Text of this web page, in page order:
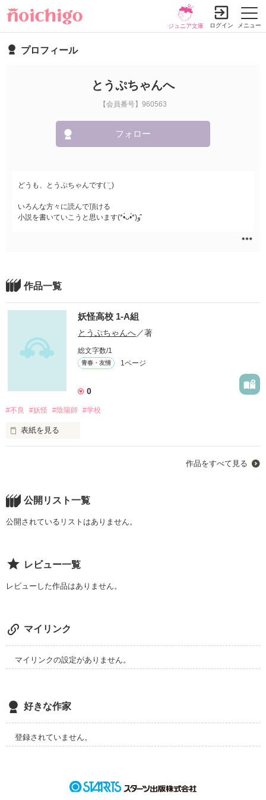
メニュー
ジュニア文庫 ログイン
プロフィール
とうぷちゃんへ
【会員番号】960563
フォロー
どうも、とうぷちゃんです( ¨̮ )
いろんな方々に読んで頂ける
小説を書いていこうと思います(*•̀ᴗ•́*)و ̑̑
作品一覧
妖怪高校 1-A組
とうぷちゃんへ／著
総文字数/1
青春・友情 1ページ
0
#不良 #妖怪 #陰陽師 #学校
表紙を見る
ぜひぜひ、のんびりと読んで頂けると
嬉しいです
作品をすべて見る
公開リスト一覧
公開されているリストはありません。
レビュー一覧
レビューした作品はありません。
マイリンク
マイリンクの設定がありません。
好きな作家
登録されていません。